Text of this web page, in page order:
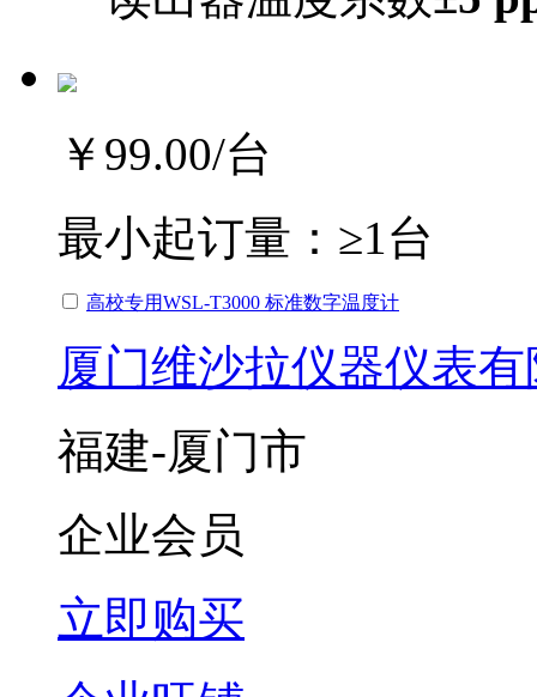
￥99.00/台
最小起订量： ≥1台
高校专用WSL-T3000 标准数字温度计
厦门维沙拉仪器仪表
福建-厦门市
企业会员
立即购买